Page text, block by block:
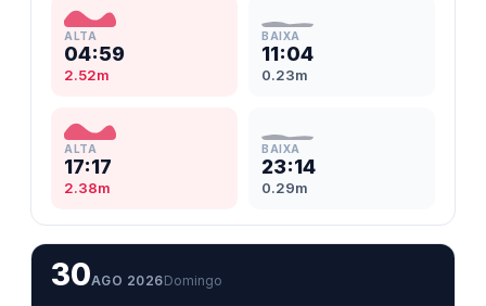
ALTA
04:59
2.52m
BAIXA
11:04
0.23m
ALTA
17:17
2.38m
BAIXA
23:14
0.29m
30AGO 2026Domingo